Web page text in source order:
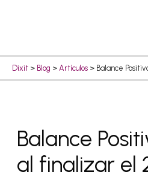
Dixit > Blog > Artículos > Balance
Balance
al finalizar el
entradas